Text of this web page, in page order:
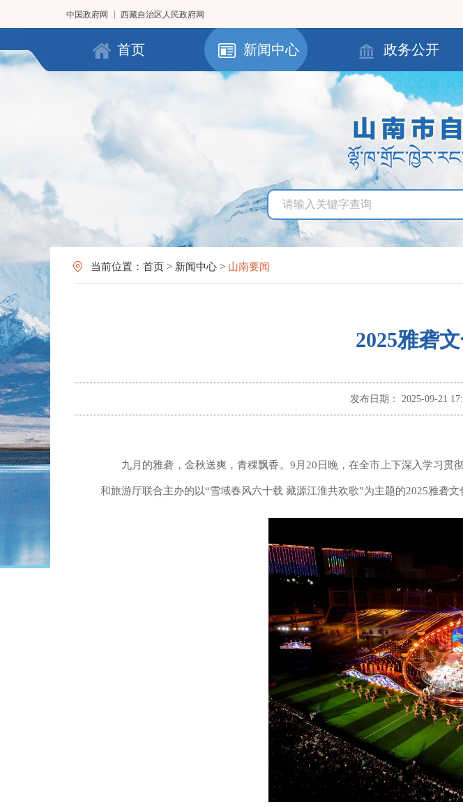
中国政府网 西藏自治区人民政府网
首页 新闻中心 政务公开
当前位置： 首页 > 新闻中心 > 山南要闻
2025雅砻
发布日期： 2025-09-21
九月的雅砻，金秋送爽，青稞飘香。9月20日晚，在全市上下深入学习
和旅游厅联合主办的以“雪域春风六十载 藏源江淮共欢歌”为主题的2025雅砻文